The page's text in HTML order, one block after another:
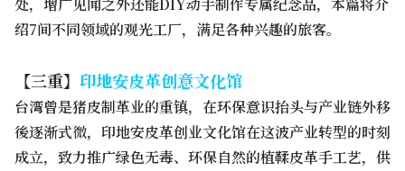
绍7间不同领域的观光工厂，满足各种兴趣的旅客。
【三重】 印地安皮革创意文化馆
台湾曾是猪皮制革业的重镇，在环保意识抬头与产业链外移
後逐渐式微，印地安皮革创业文化馆在这波产业转型的时刻
成立，致力推广绿色无毒、环保自然的植鞣皮革手工艺，供